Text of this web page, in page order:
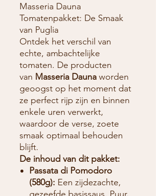
Masseria Dauna
Tomatenpakket: De Smaak
van Puglia
Ontdek het verschil van
echte, ambachtelijke
tomaten. De producten
van Masseria Dauna worden
geoogst op het moment dat
ze perfect rijp zijn en binnen
enkele uren verwerkt,
waardoor de verse, zoete
smaak optimaal behouden
blijft.
De inhoud van dit pakket:
Passata di Pomodoro
(580g): Een zijdezachte,
gezeefde basissaus. Puur,